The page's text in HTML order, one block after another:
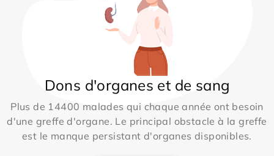
Dons d'organes et de sang
Plus de 14400 malades qui chaque année ont besoin
d'une greffe d'organe. Le principal obstacle à la greffe
est le manque persistant d'organes disponibles.